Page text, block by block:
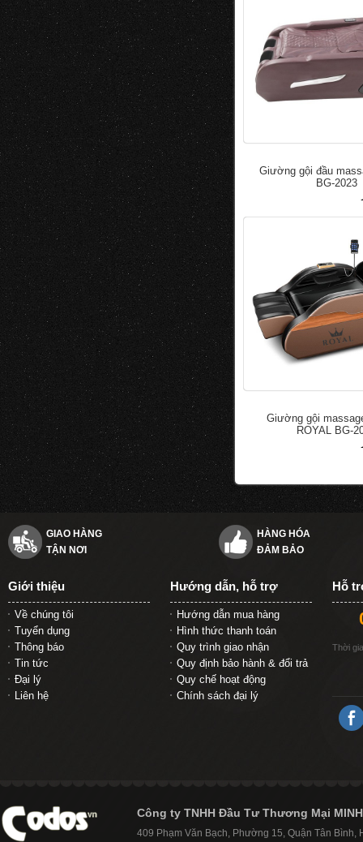
Giường gội đầu
BG-2023
Giường gội
ROYAL BG-
GIAO HÀNG
TẬN NƠI
HÀNG HÓA
ĐẢM BẢO
Giới thiệu
Về chúng tôi
Tuyển dụng
Thông báo
Tin tức
Đại lý
Liên hệ
Hướng dẫn, hỗ trợ
Hướng dẫn mua hàng
Hình thức thanh toán
Quy trình giao nhận
Quy định bảo hành & đổi trả
Quy chế hoạt động
Chính sách đại lý
Hỗ
Thời
Công ty TNHH Đầu Tư Thương Mại
409 Phạm Văn Bạch, Phường 15, Quận Tân Bình,